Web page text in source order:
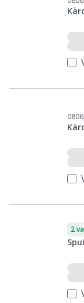
2